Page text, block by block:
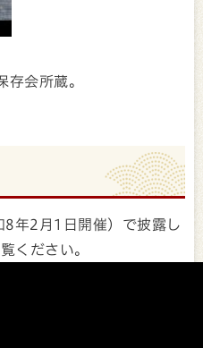
会所蔵。
年2月1日開催）で披露し
ください。